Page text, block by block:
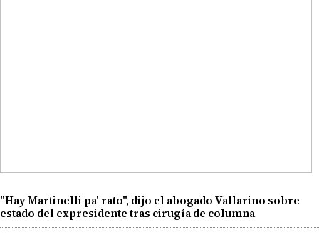
"Hay Martinelli pa' rato", dijo el abogado Vallarino sobre
estado del expresidente tras cirugía de columna